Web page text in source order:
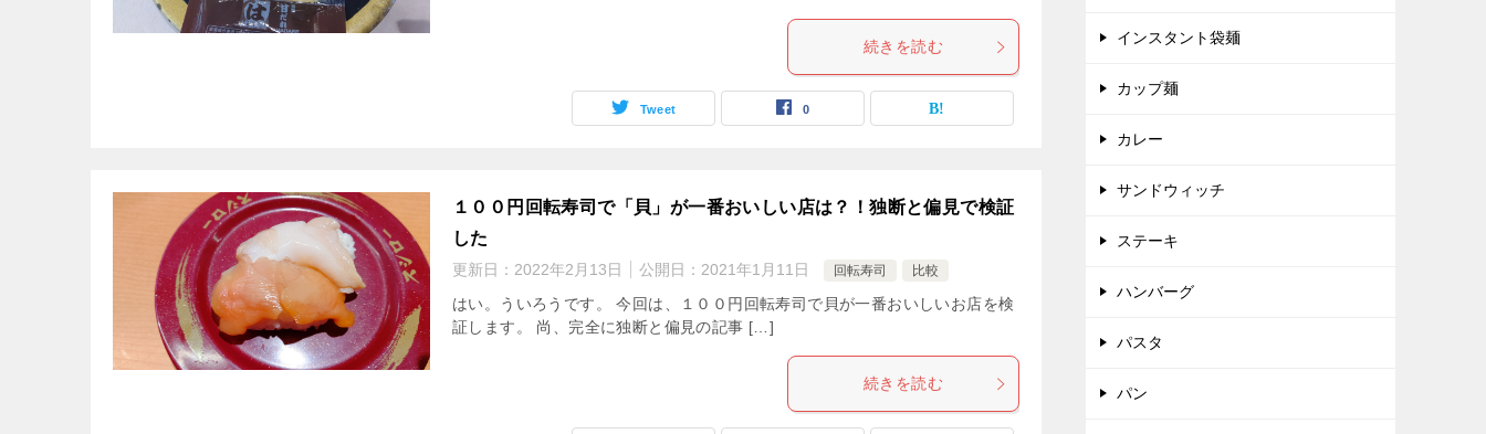
続きを読む
Tweet 0
１００円回転寿司で「貝」が一番おいしい店は？！独断と偏見で検証
した
更新日： 2022年2月13日 公開日： 2021年1月11日 回転寿司 比較
はい。ういろうです。 今回は、１００円回転寿司で貝が一番おいしいお店を検
証します。 尚、完全に独断と偏見の記事 […]
続きを読む
インスタント袋麺
カップ麺
カレー
サンドウィッチ
ステーキ
ハンバーグ
パスタ
パン